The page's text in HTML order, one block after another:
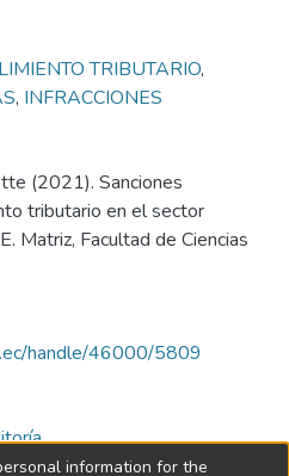
TRIBUTARIO,
, INFRACCIONES
(2021). Sanciones
tributario en el sector
Matriz, Facultad de Ciencias
handle/46000/5809
information for the